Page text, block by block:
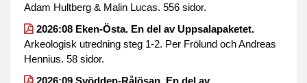
Adam Hultberg & Malin Lucas. 556 sidor.
2026:08 Eken-Östa. En del av Uppsalapaketet.
Arkeologisk utredning steg 1-2. Per Frölund och Andreas
Hennius. 58 sidor.
2026:09 Svödden-Rålösan. En del av